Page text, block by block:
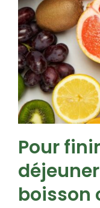
Pour
boisson